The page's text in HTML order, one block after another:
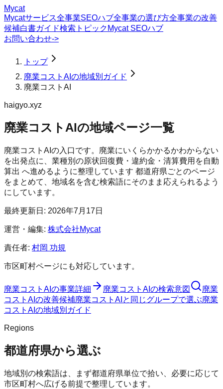
Mycat
Mycatサービス全事業SEOハブ全事業の選び方全事業の改善
候補白書ガイド検索トピック Mycat SEOハブ
お問い合わせ->
トップ
廃業コストAIの地域別ガイド
廃業コストAI
haigyo.xyz
廃業コストAIの地域ページ一覧
廃業コストAIの入口です。廃業にいくらかかるかわからない
を出発点に、業種別の原状回復費・違約金・清算費用を自動
算出 へ進めるように整理しています 都道府県ごとのページ
をまとめて、地域名を含む検索語にそのまま応えられるよう
にしています。
最終更新日: 2026年7月17日
運営・編集: 株式会社Mycat
責任者: 村岡 功規
市区町村ページにも対応しています。
廃業コストAI の事業詳細 廃業コストAI の検索意図
廃業
コストAI の改善候補廃業コストAI と同じグループで選ぶ廃業
コストAI の地域別ガイド
Regions
都道府県から選ぶ
地域別の検索語は、まず都道府県単位で拾い、必要に応じて
市区町村へ広げる前提で整理しています。